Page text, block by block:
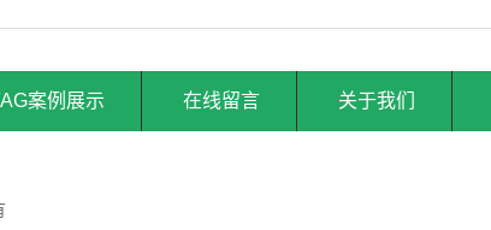
案例展示 在线留言 关于我们